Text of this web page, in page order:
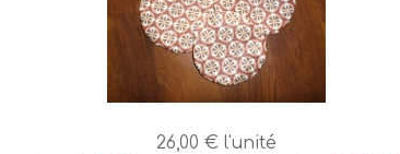
26,00 € l'unité